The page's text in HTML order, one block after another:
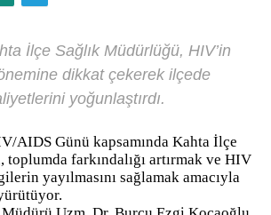
İlçe Sağlık Müdürlüğü, HIV’in
dikkat çekerek ilçede
yoğunlaştırdı.
AIDS Günü kapsamında Kahta İlçe
toplumda farkındalığı artırmak ve HIV
yayılmasını sağlamak amacıyla